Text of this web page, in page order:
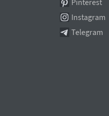
Pinterest
Instagram
Telegram